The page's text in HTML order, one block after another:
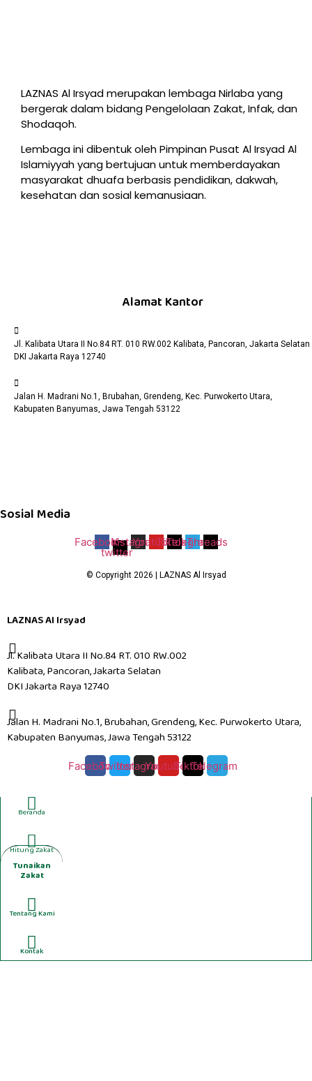
LAZNAS Al Irsyad merupakan lembaga Nirlaba yang
bergerak dalam bidang Pengelolaan Zakat, Infak, dan
Shodaqoh.
Lembaga ini dibentuk oleh Pimpinan Pusat Al Irsyad Al
Islamiyyah yang bertujuan untuk memberdayakan
masyarakat dhuafa berbasis pendidikan, dakwah,
kesehatan dan sosial kemanusiaan.
Alamat Kantor
Jl. Kalibata Utara II No.84 RT. 010 RW.002 Kalibata, Pancoran, Jakarta Selatan
DKI Jakarta Raya 12740
Jalan H. Madrani No.1, Brubahan, Grendeng, Kec. Purwokerto Utara,
Kabupaten Banyumas, Jawa Tengah 53122​
Sosial Media
Facebook
X-
twitter
Instagram
Youtube
Tiktok
Telegram
Threads
© Copyright 2026 | LAZNAS Al Irsyad
LAZNAS Al Irsyad
Jl. Kalibata Utara II No.84 RT. 010 RW.002
Kalibata, Pancoran, Jakarta Selatan
DKI Jakarta Raya 12740
Jalan H. Madrani No.1, Brubahan, Grendeng, Kec. Purwokerto Utara,
Kabupaten Banyumas, Jawa Tengah 53122​
FacebookTwitterInstagramYoutubeTiktokTelegram
Beranda
Hitung Zakat
Tunaikan
Zakat
Tentang Kami
Kontak